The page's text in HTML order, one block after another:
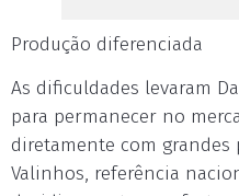
Produção diferenciada
As dificuldades levaram
para permanecer no
diretamente com
Valinhos, referência